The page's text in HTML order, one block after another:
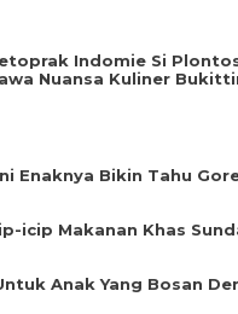
Indomie Si
Nuansa Kuliner
Enaknya Bikin Tahu
icip Makanan Khas
Anak Yang Bosan